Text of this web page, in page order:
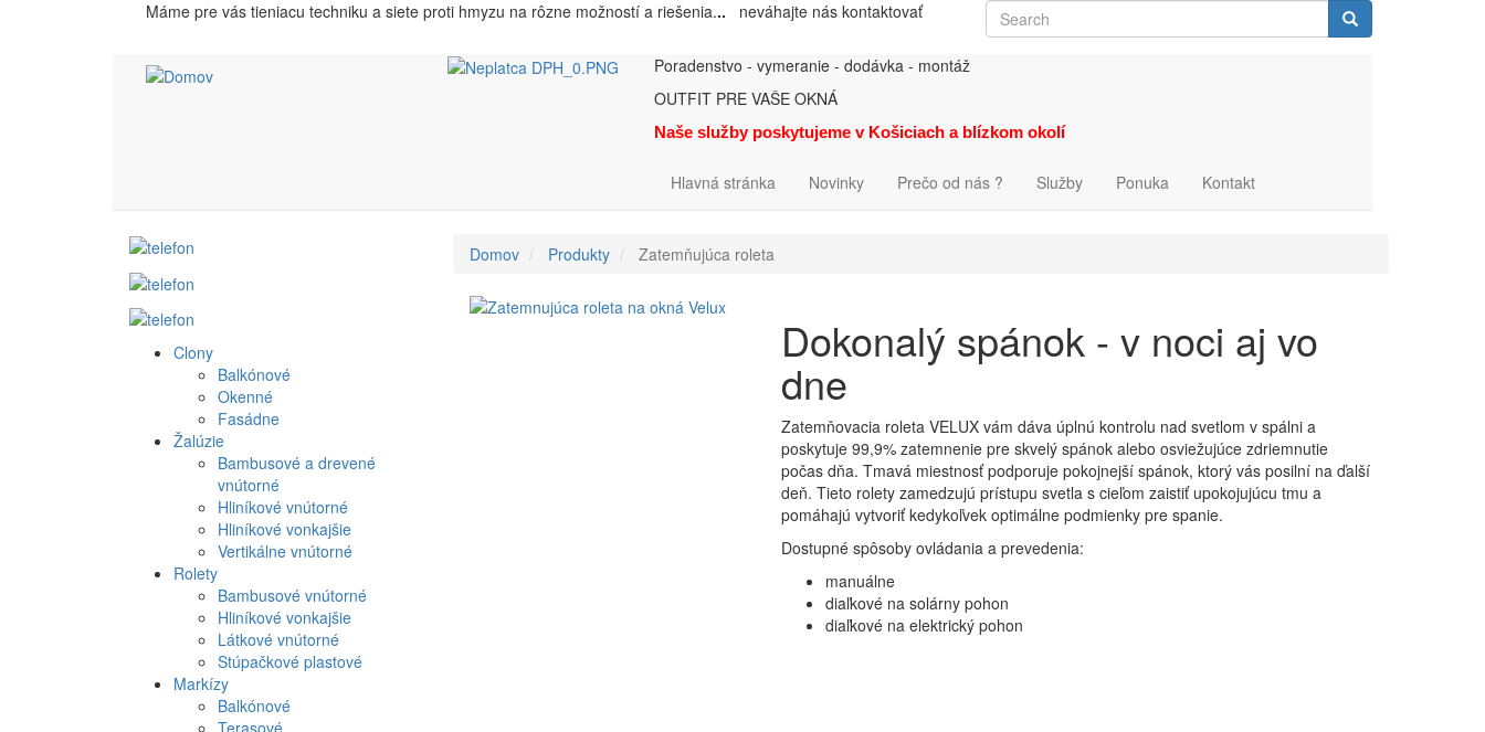
Máme pre vás tieniacu techniku a siete proti hmyzu na rôzne možností a riešenia... neváhajte nás kontaktovať Search Search
Poradenstvo - vymeranie - dodávka - montáž
OUTFIT PRE VAŠE OKNÁ
Naše služby poskytujeme v Košiciach a blízkom okolí
Hlavná stránka Novinky Prečo od nás ? Služby Ponuka Kontakt
Domov Produkty Zatemňujúca roleta
Dokonalý spánok - v noci aj vo
dne
Zatemňovacia roleta VELUX vám dáva úplnú kontrolu nad svetlom v spálni a
poskytuje 99,9% zatemnenie pre skvelý spánok alebo osviežujúce zdriemnutie
počas dňa. Tmavá miestnosť podporuje pokojnejší spánok, ktorý vás posilní na ďalší
deň. Tieto rolety zamedzujú prístupu svetla s cieľom zaistiť upokojujúcu tmu a
pomáhajú vytvoriť kedykoľvek optimálne podmienky pre spanie.
Dostupné spôsoby ovládania a prevedenia:
manuálne
diaľkové na solárny pohon
diaľkové na elektrický pohon
Produkt
menu
Clony
Balkónové
Okenné
Fasádne
Žalúzie
Bambusové a drevené
vnútorné
Hliníkové vnútorné
Hliníkové vonkajšie
Vertikálne vnútorné
Rolety
Bambusové vnútorné
Hliníkové vonkajšie
Látkové vnútorné
Stúpačkové plastové
Markízy
Balkónové
Terasové